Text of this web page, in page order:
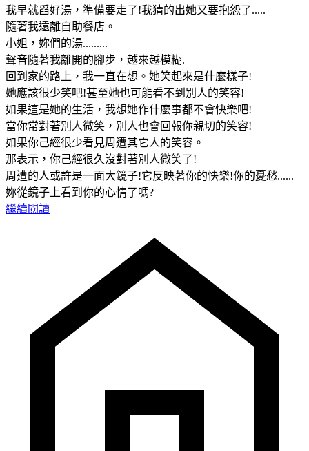
我早就舀好湯，準備要走了!我猜的出她又要抱怨了.....
隨著我遠離自助餐店。
小姐，妳們的湯.........
聲音隨著我離開的腳步，越來越模糊.
回到家的路上，我一直在想。她笑起來是什麼樣子!
她應該很少笑吧!甚至她也可能看不到別人的笑容!
如果這是她的生活，我想她作什麼事都不會快樂吧!
當你常對著別人微笑，別人也會回報你親切的笑容!
如果你己經很少看見周遭其它人的笑容。
那表示，你己經很久沒對著別人微笑了!
周遭的人或許是一面大鏡子!它反映著你的快樂!你的憂愁......
妳從鏡子上看到你的心情了嗎?
繼續閱讀